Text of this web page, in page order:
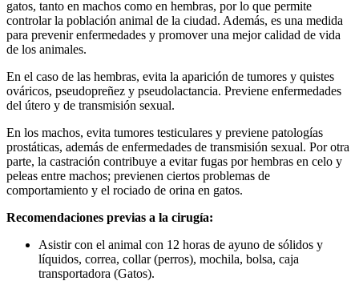
gatos, tanto en machos como en hembras, por lo que permite
controlar la población animal de la ciudad. Además, es una medida
para prevenir enfermedades y promover una mejor calidad de vida
de los animales.
En el caso de las hembras, evita la aparición de tumores y quistes
ováricos, pseudopreñez y pseudolactancia. Previene enfermedades
del útero y de transmisión sexual.
En los machos, evita tumores testiculares y previene patologías
prostáticas, además de enfermedades de transmisión sexual. Por otra
parte, la castración contribuye a evitar fugas por hembras en celo y
peleas entre machos; previenen ciertos problemas de
comportamiento y el rociado de orina en gatos.
Recomendaciones previas a la cirugía:
Asistir con el animal con 12 horas de ayuno de sólidos y
líquidos, correa, collar (perros), mochila, bolsa, caja
transportadora (Gatos).